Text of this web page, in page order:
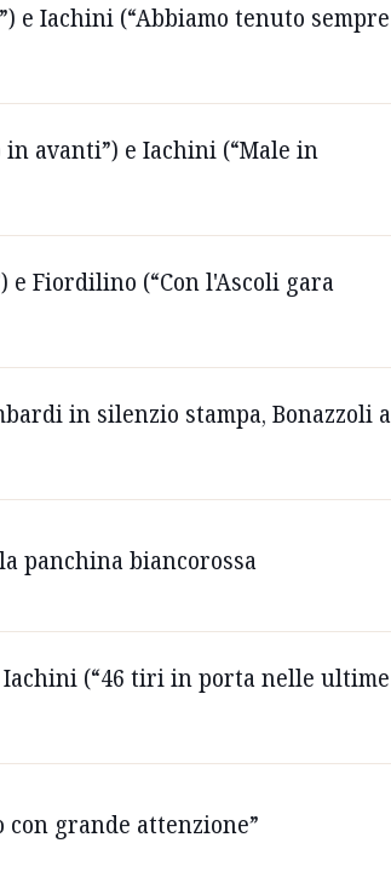
e Iachini (“Abbiamo tenuto
avanti”) e Iachini (“Male in
e Fiordilino (“Con l'Ascoli gara
in silenzio stampa, Bonazzoli a
panchina biancorossa
Iachini (“46 tiri in porta nelle
grande attenzione”